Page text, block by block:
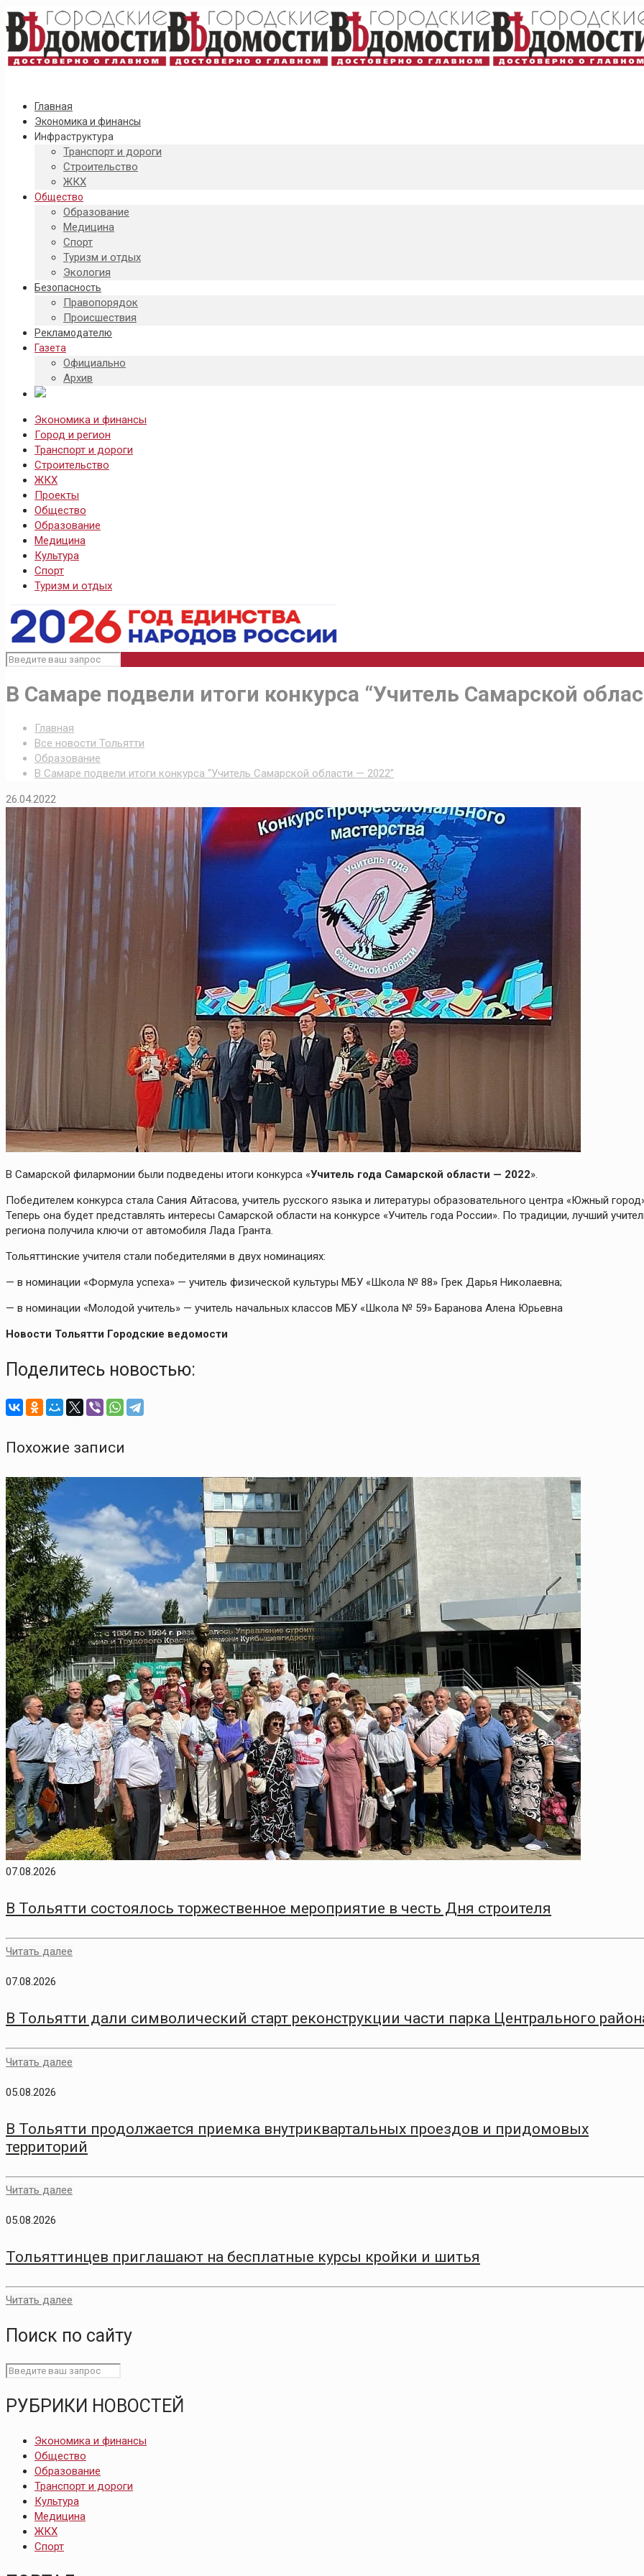
Главная
Экономика и финансы
Инфраструктура
Транспорт и дороги
Строительство
ЖКХ
Общество
Образование
Медицина
Спорт
Туризм и отдых
Экология
Безопасность
Правопорядок
Происшествия
Рекламодателю
Газета
Официально
Архив
Экономика и финансы
Город и регион
Транспорт и дороги
Строительство
ЖКХ
Проекты
Общество
Образование
Медицина
Культура
Спорт
Туризм и отдых
В Самаре подвели итоги конкурса “Учитель Самарской
Главная
Все новости Тольятти
Образование
В Самаре подвели итоги конкурса “Учитель Самарской области — 2022”
26.04.2022
В Самарской филармонии были подведены итоги конкурса «Учитель года Самарской области — 2022».
Победителем конкурса стала Сания Айтасова, учитель русского языка и литературы образовательного центра «Южный
Теперь она будет представлять интересы Самарской области на конкурсе «Учитель года России». По традиции, лучший
региона получила ключи от автомобиля Лада Гранта.
Тольяттинские учителя стали победителями в двух номинациях:
— в номинации «Формула успеха» — учитель физической культуры МБУ «Школа № 88» Грек Дарья Николаевна;
— в номинации «Молодой учитель» — учитель начальных классов МБУ «Школа № 59» Баранова Алена Юрьевна
Новости Тольятти Городские ведомости
Поделитесь новостью:
Похожие записи
07.08.2026
В Тольятти состоялось торжественное мероприятие в честь Дня строителя
Читать далее
07.08.2026
В Тольятти дали символический старт реконструкции части парка Центрального
Читать далее
05.08.2026
В Тольятти продолжается приемка внутриквартальных проездов и придомовых
территорий
Читать далее
05.08.2026
Тольяттинцев приглашают на бесплатные курсы кройки и шитья
Читать далее
Поиск по сайту
РУБРИКИ НОВОСТЕЙ
Экономика и финансы
Общество
Образование
Транспорт и дороги
Культура
Медицина
ЖКХ
Спорт